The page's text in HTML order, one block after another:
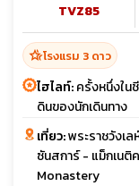
TVZ85
hotel_classโรงแรม 3 ดาว
ไฮไลท์:ครั้งหนึ่งใ
ดินของนักเดินทาง
เที่ยว:พระราชวังเ
ซันสการ์ - แม็กเน
Monastery